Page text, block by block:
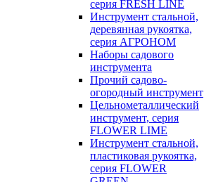
серия FRESH LINE
Инструмент стальной,
деревянная рукоятка,
серия АГРОНОМ
Наборы садового
инструмента
Прочий садово-
огородный инструмент
Цельнометаллический
инструмент, серия
FLOWER LIME
Инструмент стальной,
пластиковая рукоятка,
серия FLOWER